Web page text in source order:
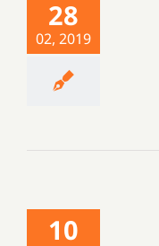
28
02, 2019
10